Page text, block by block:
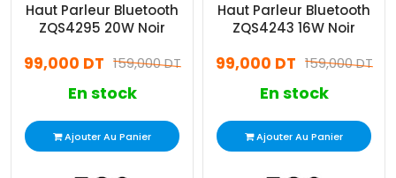
Haut Parleur Bluetooth
ZQS4295 20W Noir
159,000 DT
99,000 DT
En stock
Ajouter Au Panier
Haut Parleur Bluetooth
ZQS4243 16W Noir
159,000 DT
99,000 DT
En stock
Ajouter Au Panier